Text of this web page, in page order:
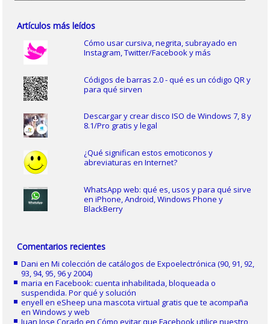
Artículos más leídos
Cómo usar cursiva, negrita, subrayado en
Instagram, Twitter/Facebook y más
Códigos de barras 2.0 - qué es un código QR y
para qué sirven
Descargar y crear disco ISO de Windows 7, 8 y
8.1/Pro gratis y legal
¿Qué significan estos emoticonos y
abreviaturas en Internet?
WhatsApp web: qué es, usos y para qué sirve
en iPhone, Android, Windows Phone y
BlackBerry
Comentarios recientes
Dani enMi colección de catálogos de Expoelectrónica (90, 91, 92,
93, 94, 95, 96 y 2004)
maria enFacebook: cuenta inhabilitada, bloqueada o
suspendida. Por qué y solución
enyell eneSheep una mascota virtual gratis que te acompaña
en Windows y web
Juan Jose Corado enCómo evitar que Facebook utilice nuestro